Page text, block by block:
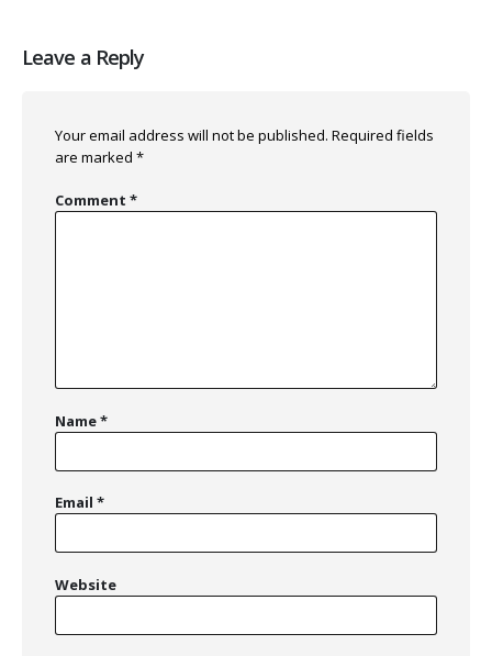
Leave a Reply
Your email address will not be published. Required fields
are marked *
Comment *
Name*
Email *
Website